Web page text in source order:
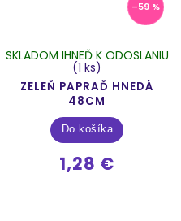
–59 %
ZELEŇ PAPRAĎ HNEDÁ
48CM
SKLADOM IHNEĎ K ODOSLANIU
(1 ks)
1,28 €
Do košíka